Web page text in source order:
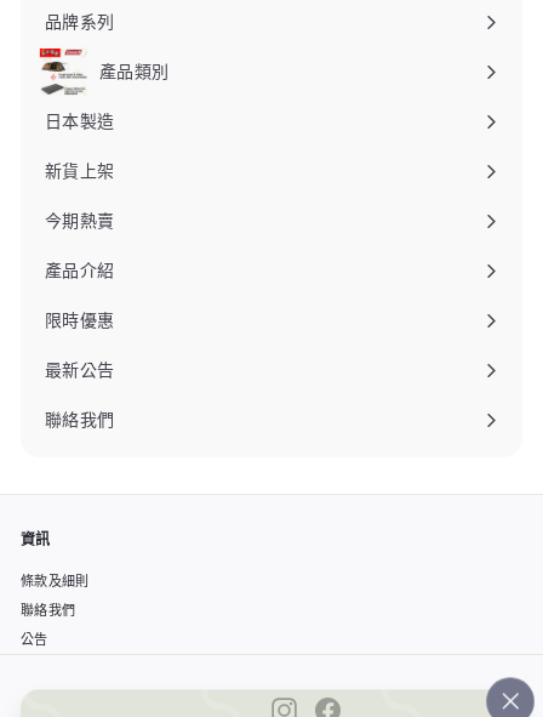
品牌系列
產品類別
日本製造
新貨上架
今期熱賣
產品介紹
限時優惠
最新公告
聯絡我們
資訊
條款及細則
聯絡我們
公告
InstagramFacebook